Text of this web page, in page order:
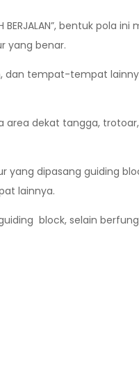
bentuk pola ini
yang benar.
dan tempat-tempat
area dekat tangga,
yang dipasang guiding
lainnya.
block, selain